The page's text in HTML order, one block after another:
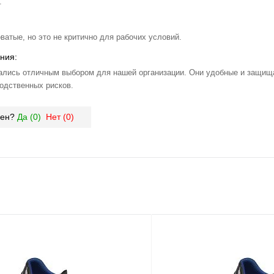
но это не критично для рабочих условий.
отличным выбором для нашей организации. Они удобные и
рисков.
Да (0) Нет (0)